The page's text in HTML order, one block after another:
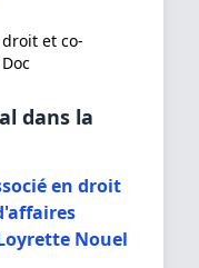
et co-
dans la
en droit
Nouel